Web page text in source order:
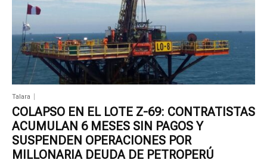
Talara
COLAPSO EN EL LOTE Z-69: CONTRATISTAS
ACUMULAN 6 MESES SIN PAGOS Y
SUSPENDEN OPERACIONES POR
MILLONARIA DEUDA DE PETROPERÚ